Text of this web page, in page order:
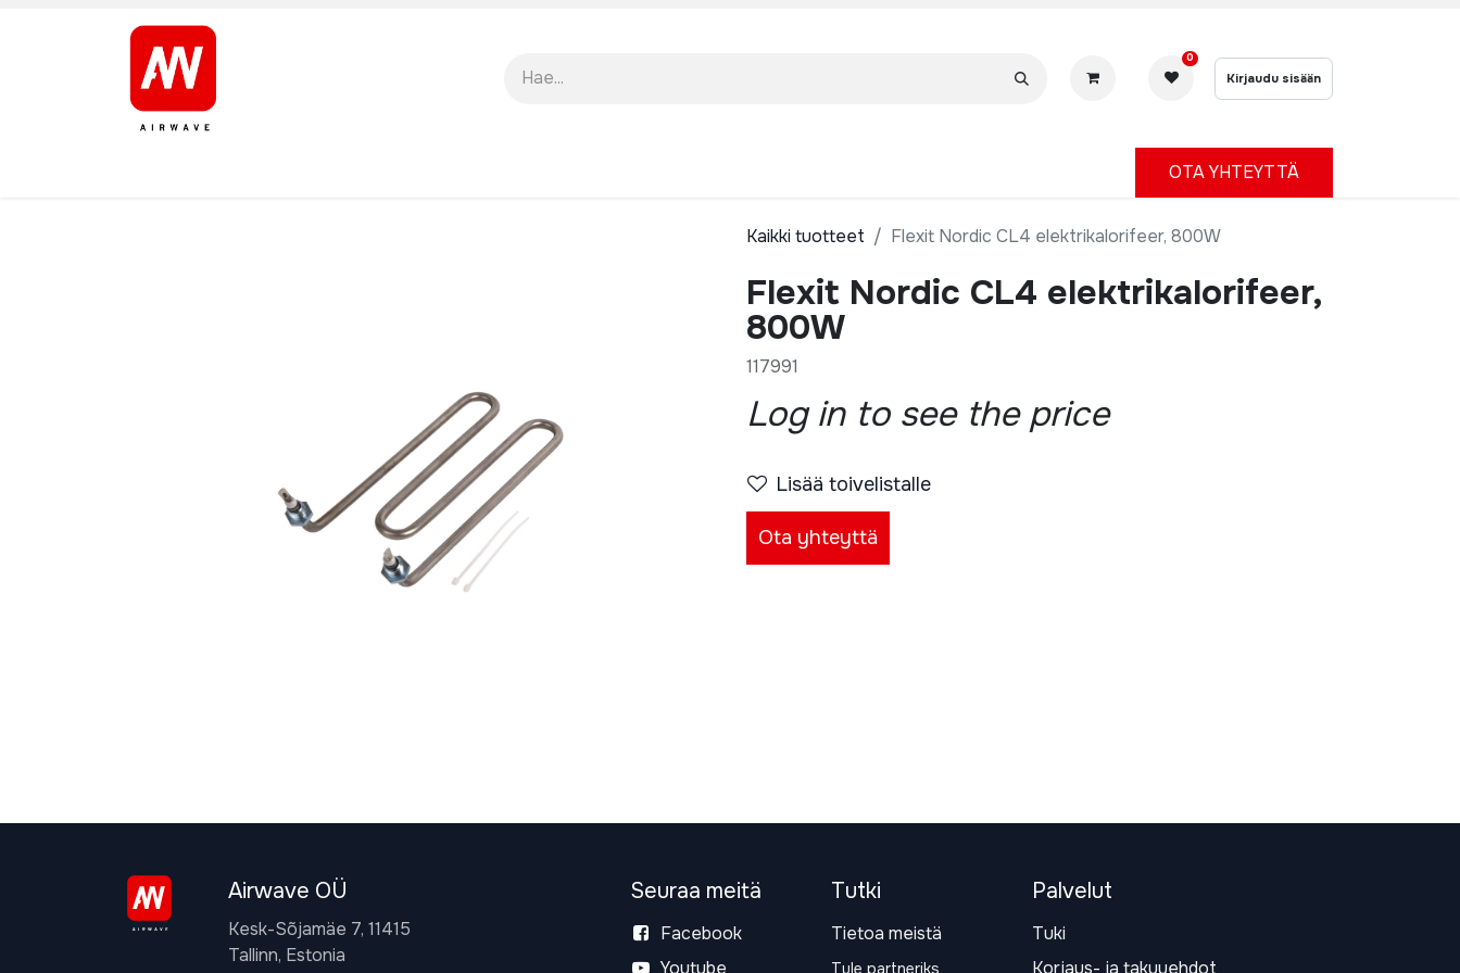
0
Kirjaudu sisään
OTA YHTEYTTÄ
Kaikki tuotteet Flexit Nordic CL4 elektrikalorifeer, 800W
Flexit Nordic CL4 elektrikalorifeer,
800W
117991
Log in to see the price
Lisää toivelistalle
Ota yhteyttä
Airwave OÜ
Kesk-Sõjamäe 7, 11415
Tallinn, Estonia
Seuraa meitä
Facebook
Youtube
Tutki
Tietoa meistä
Tule partneriks
Palvelut
Tuki
Korjaus- ja takuuehdot